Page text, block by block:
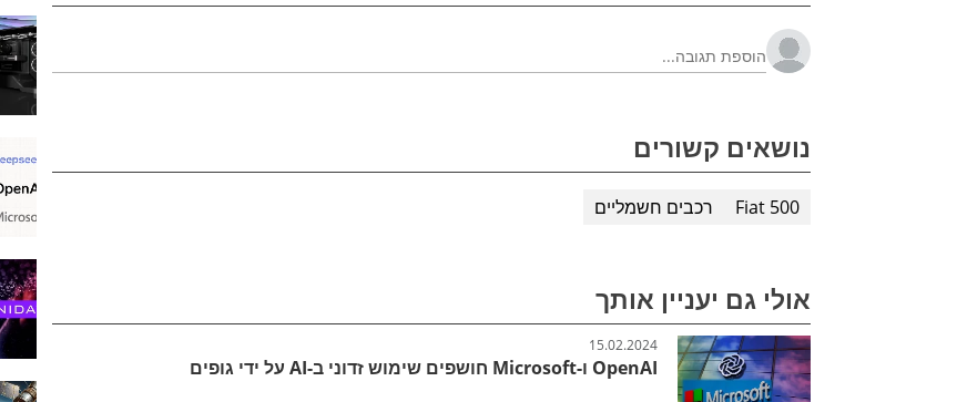
נושאים קשורים
Fiat 500 רכבים חשמליים
אולי גם יעניין אותך
15.02.2024
OpenAI ו-Microsoft חושפים שימוש זדוני ב-AI על ידי גופים